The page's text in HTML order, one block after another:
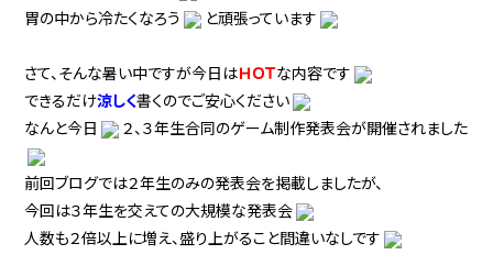
胃の中から冷たくなろう
と頑張っています
さて、そんな暑い中ですが今日はＨＯＴな内容です
できるだけ涼しく書くのでご安心ください
なんと今日
２、３年生合同のゲーム制作発表会が開催されました
前回ブログでは２年生のみの発表会を掲載しましたが、
今回は３年生を交えての大規模な発表会
人数も２倍以上に増え、盛り上がること間違いなしです